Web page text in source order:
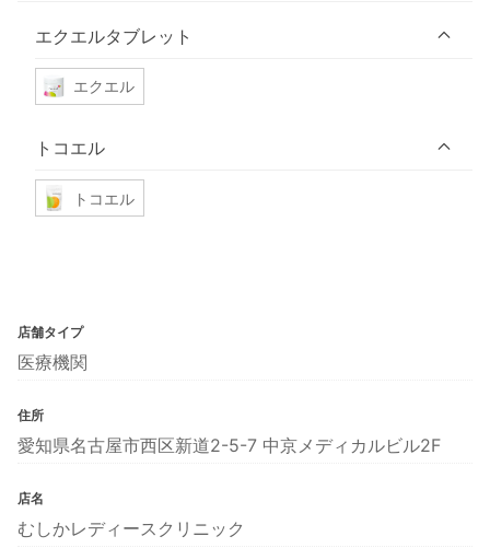
エクエルタブレット
エクエル
トコエル
トコエル
店舗タイプ
医療機関
住所
愛知県名古屋市西区新道2-5-7 中京メディカルビル2F
店名
むしかレディースクリニック